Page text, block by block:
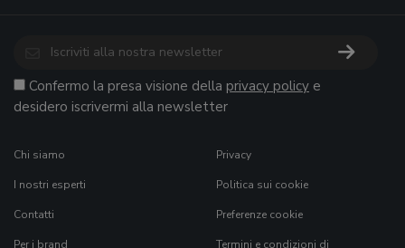
Confermo la presa visione della privacy policy e
desidero iscrivermi alla newsletter
Chi siamo
I nostri esperti
Contatti
Per i brand
Privacy
Politica sui cookie
Preferenze cookie
Termini e condizioni di